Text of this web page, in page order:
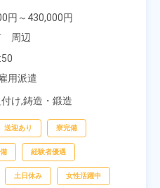
装など自動車製造の各
円～430,000円
～277,000円
周辺
用派遣
け,鋳造・鍛造
送迎あり 寮完備
経験者優遇
土日休み 女性活躍中